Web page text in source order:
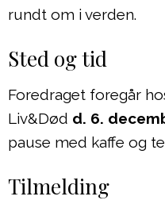
rundt om i verden.
Sted og tid
Foredraget foregår
Liv&Død d. 6.
pause med kaffe og
Tilmelding